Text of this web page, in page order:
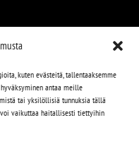
kuten evästeitä, tallentaaksemme
antaa meille
tai yksilöllisiä tunnuksia tällä
voi vaikuttaa haitallisesti tiettyihin